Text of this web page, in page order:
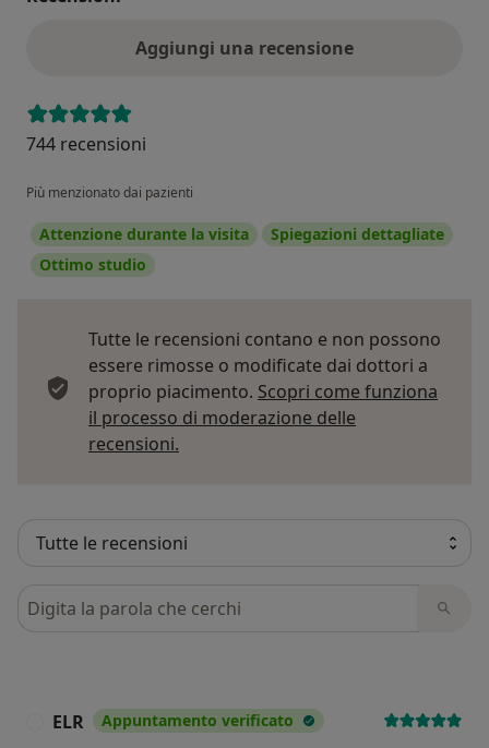
Aggiungi una recensione
744 recensioni
Più menzionato dai pazienti
Attenzione durante la visita
Spiegazioni dettagliate
Ottimo studio
Tutte le recensioni contano e non possono
essere rimosse o modificate dai dottori a
proprio piacimento. Scopri come funziona
il processo di moderazione delle
recensioni.
Cerca nelle recensioni
ELR Appuntamento verificato